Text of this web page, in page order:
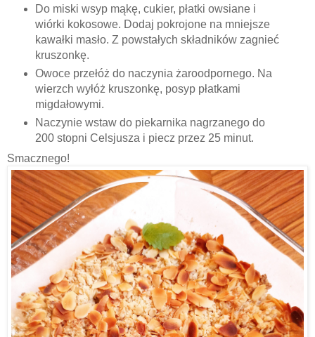
Do miski wsyp mąkę, cukier, płatki owsiane i
wiórki kokosowe. Dodaj pokrojone na mniejsze
kawałki masło. Z powstałych składników zagnieć
kruszonkę.
Owoce przełóż do naczynia żaroodpornego. Na
wierzch wyłóż kruszonkę, posyp płatkami
migdałowymi.
Naczynie wstaw do piekarnika nagrzanego do
200 stopni Celsjusza i piecz przez 25 minut.
Smacznego!